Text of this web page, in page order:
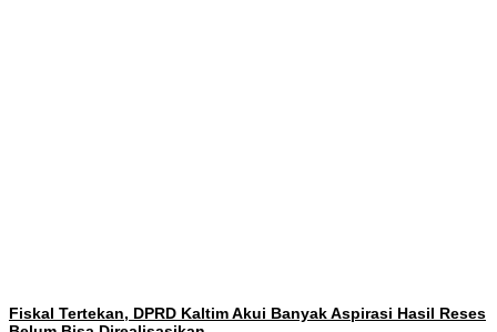
Fiskal Tertekan, DPRD Kaltim Akui Banyak Aspirasi Hasil Reses